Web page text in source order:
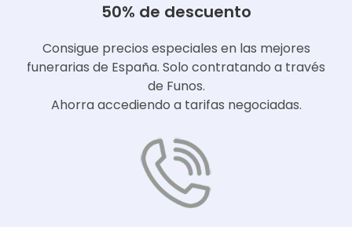
50% de descuento
Consigue precios especiales en las mejores
funerarias de España. Solo contratando a través
de Funos.
Ahorra accediendo a tarifas negociadas.